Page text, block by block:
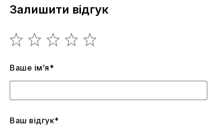
Залишити відгук
Ваше ім’я*
Ваш відгук*